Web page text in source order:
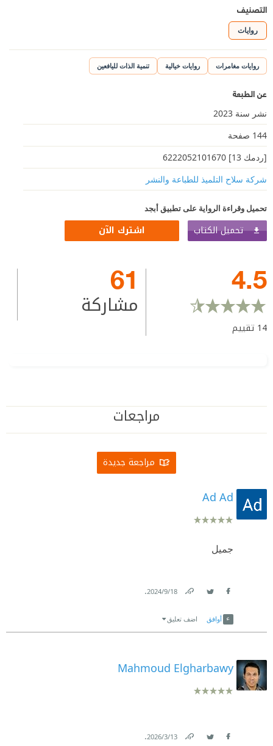
التصنيف
روايات
روايات مغامرات روايات خيالية تنمية الذات لليافعين
عن الطبعة
نشر سنة 2023
144 صفحة
[ردمك 13] 6222052101670
شركة سلاح التلميذ للطباعة والنشر
تحميل وقراءة الرواية على تطبيق أبجد
تحميل الكتاب اشترك الآن
4.5
14 تقييم
61
مشاركة
مراجعات
مراجعة جديدة
Ad Ad
جميل
18‏/9‏/2024
.
أوافق اضف تعليق
Mahmoud Elgharbawy
13‏/3‏/2026
.